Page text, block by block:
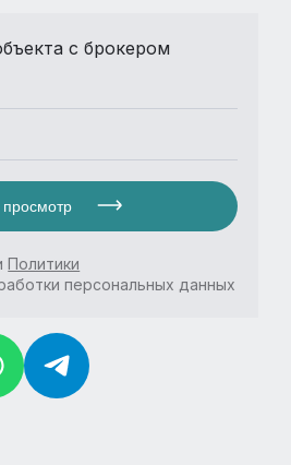
с брокером
просмотр
Политики
персональных данных